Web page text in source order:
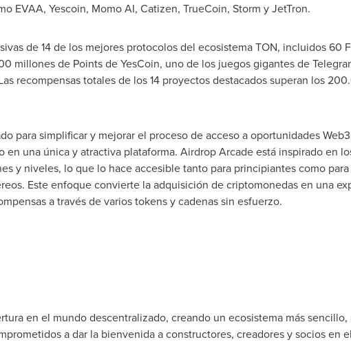
EVAA, Yescoin, Momo AI, Catizen, TrueCoin, Storm y JetTron.
de 14 de los mejores protocolos del ecosistema TON, incluidos 60
millones de Points de YesCoin, uno de los juegos gigantes de
recompensas totales de los 14 proyectos destacados superan los
para simplificar y mejorar el proceso de acceso a oportunidades
una única y atractiva plataforma. Airdrop Arcade está inspirado en
y niveles, lo que lo hace accesible tanto para principiantes como para
Este enfoque convierte la adquisición de criptomonedas en una
a través de varios tokens y cadenas sin esfuerzo.
en el mundo descentralizado, creando un ecosistema más sencillo,
a dar la bienvenida a constructores, creadores y socios en